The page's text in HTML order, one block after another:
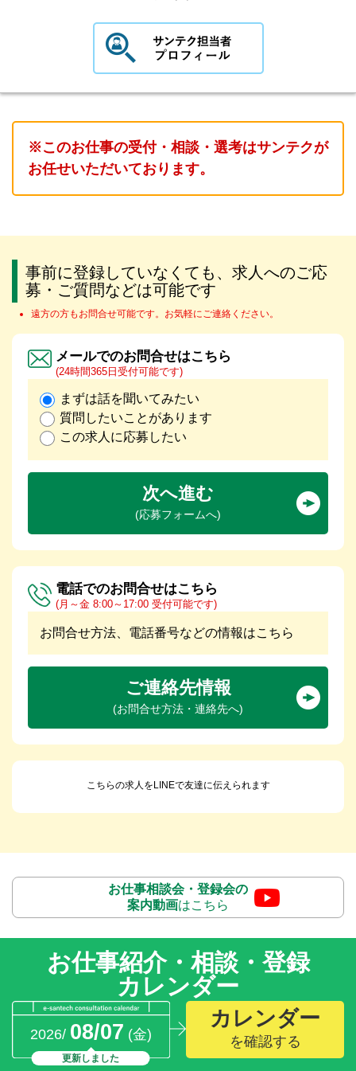
※このお仕事の受付・相談・選考はサンテクが
お任せいただいております。
事前に登録していなくても、求人へのご応
募・ご質問などは可能です
遠方の方もお問合せ可能です。お気軽にご連絡ください。
メールでのお問合せはこちら
(24時間365日受付可能です)
まずは話を聞いてみたい
質問したいことがあります
この求人に応募したい
次へ進む
(応募フォームへ)
電話でのお問合せはこちら
(月～金 8:00～17:00 受付可能です)
お問合せ方法、電話番号などの情報はこちら
ご連絡先情報
(お問合せ方法・連絡先へ)
こちらの求人をLINEで友達に伝えられます
お仕事相談会・登録会の
案内動画はこちら
お仕事紹介・相談・登録
カレンダー
2026/ 08/07 (金)
更新しました
カレンダー
を確認する